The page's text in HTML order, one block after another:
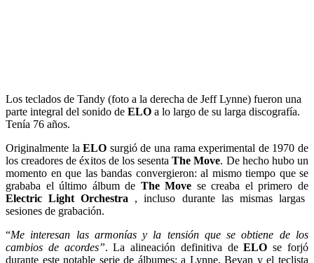
Los teclados de Tandy (foto a la derecha de Jeff Lynne) fueron una
parte integral del sonido de ELO a lo largo de su larga discografía.
Tenía 76 años.
Originalmente laELO surgió de una rama experimental de 1970 de
los creadores de éxitos de los sesentaThe Move. De hecho hubo un
momento en que las bandas convergieron: al mismo tiempo que se
grababa el último álbum de The Move se creaba el primero de
Electric Light Orchestra , incluso durante las mismas largas
sesiones de grabación.
“Me interesan las armonías y la tensión que se obtiene de los
cambios de acordes”. La alineación definitiva deELO se forjó
durante este notable serie de álbumes: a Lynne, Bevan y el teclista